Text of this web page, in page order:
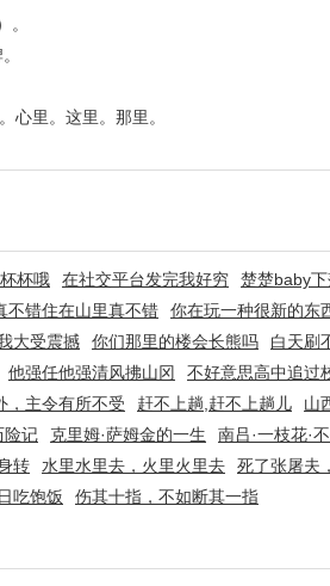
。
心里。这里。那里。
杯哦 在社交平台发完我好穷 楚楚baby下
不错住在山里真不错 你在玩一种很新的东
大受震撼 你们那里的楼会长熊吗 白天刷
他强任他强清风拂山冈 不好意思高中追过
，主令有所不受 赶不上趟,赶不上趟儿 山
险记 克里姆·萨姆金的一生 南吕·一枝花·
转 水里水里去，火里火里去 死了张屠夫
吃饱饭 伤其十指，不如断其一指